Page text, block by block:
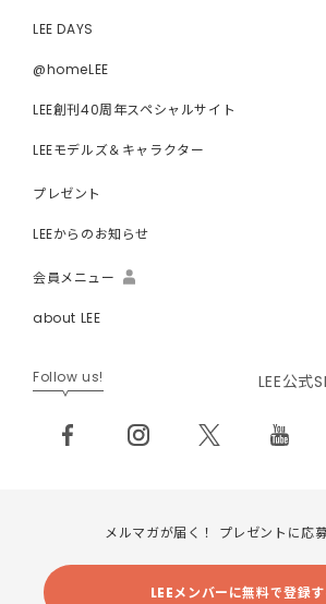
LEE DAYS
@homeLEE
LEE創刊40周年スペシャルサイト
LEEモデルズ＆キャラクター
プレゼント
LEEからのお知らせ
会員メニュー
about LEE
Follow us! LEE公式
メルマガが届く！ プレゼントに応
LEEメンバーに無料で登録